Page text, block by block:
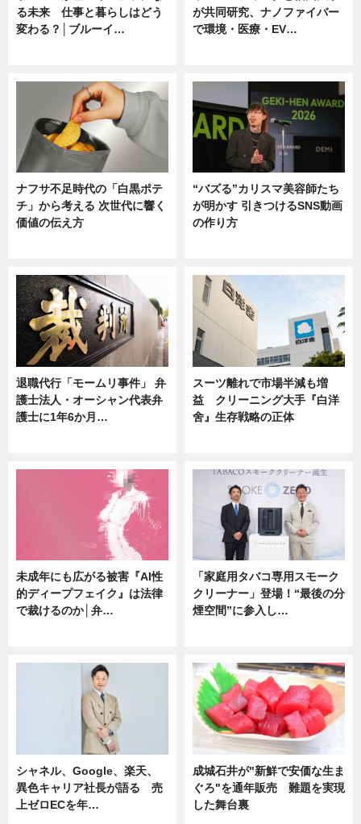
る未来 仕事と暮らしはどう
変わる？│ブルーイ…
が共同研究、ナノファイバー
で環境・医療・EV…
ナフサ不足時代の「白黒ポテ
チ」から考える 次世代に響く
価値の伝え方
“バズる”カリスマ美容師たち
が明かす 引きつけるSNS動画
の作り方
退職代行「モームリ事件」 弁
護士法人・オーシャン代表弁
護士に1年6か月…
スーツ離れで市場半減も増
益 クリーニング大手『白洋
舍』生存戦略の正体
未成年にも広がる被害『AI性
的ディープフェイク』は法律
で裁けるのか│弁…
「家庭用タバコ専用スモーク
クリーナー」登場！“最後の分
煙空間”に参入し…
シャネル、Google、楽天、
異色キャリア社長が語る 売
上ゼロECを年…
成城石井が"新鮮で安価な生ま
ぐろ"を通年販売 難題を実現
した舞台裏